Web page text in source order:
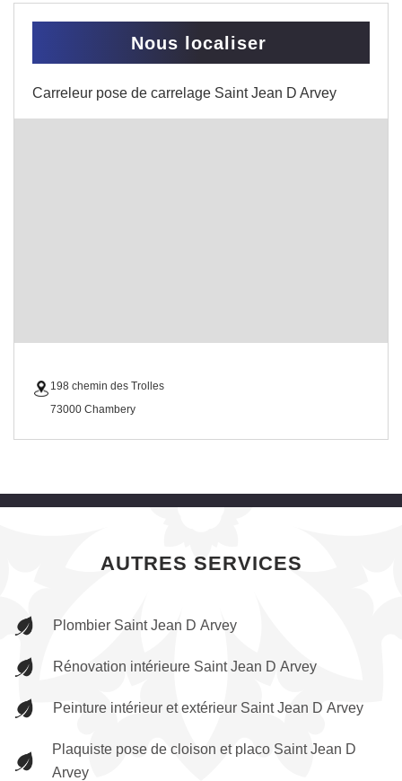
Nous localiser
Carreleur pose de carrelage Saint Jean D Arvey
198 chemin des Trolles
73000 Chambery
AUTRES SERVICES
Plombier Saint Jean D Arvey
Rénovation intérieure Saint Jean D Arvey
Peinture intérieur et extérieur Saint Jean D Arvey
Plaquiste pose de cloison et placo Saint Jean D
Arvey